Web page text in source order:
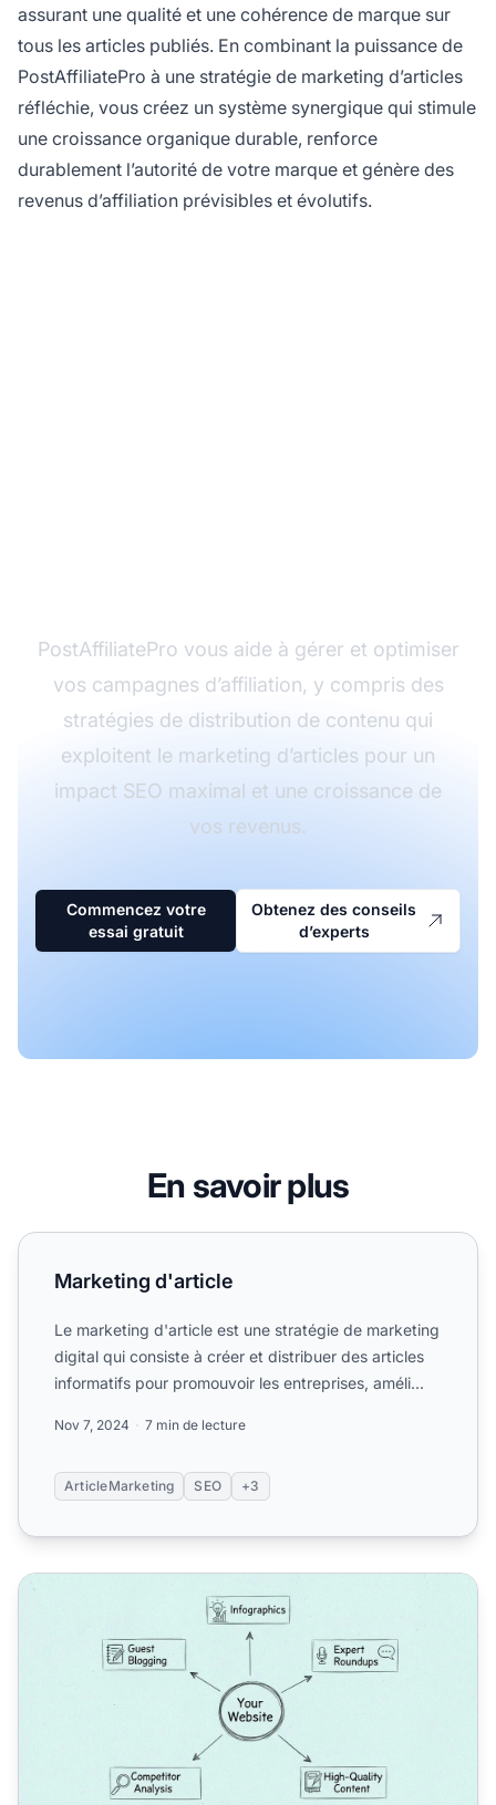
assurant une qualité et une cohérence de marque sur
tous les articles publiés. En combinant la puissance de
PostAffiliatePro à une stratégie de marketing d’articles
réfléchie, vous créez un système synergique qui stimule
une croissance organique durable, renforce
durablement l’autorité de votre marque et génère des
revenus d’affiliation prévisibles et évolutifs.
PostAffiliatePro vous aide à gérer et optimiser
vos campagnes d’affiliation, y compris des
stratégies de distribution de contenu qui
exploitent le marketing d’articles pour un
impact SEO maximal et une croissance de
vos revenus.
Commencez votre
essai gratuit
Obtenez des conseils
d’experts
En savoir plus
Marketing d'article
Marketing d'article
Le marketing d'article est une stratégie de marketing
digital qui consiste à créer et distribuer des articles
informatifs pour promouvoir les entreprises, améli...
Nov 7, 2024 7 min de lecture
ArticleMarketing SEO +3
Quelles sont les méthodes efficaces pour obtenir des